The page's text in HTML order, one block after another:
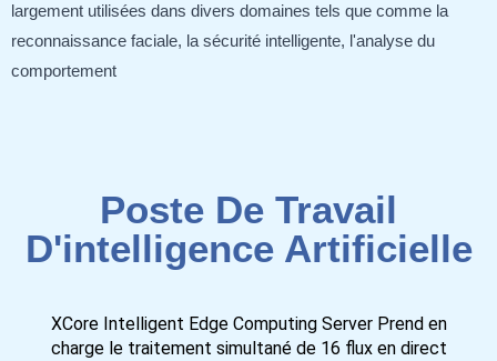
largement utilisées dans divers domaines tels que comme la
reconnaissance faciale, la sécurité intelligente, l'analyse du
comportement
Poste De Travail
D'intelligence Artificielle
XCore Intelligent Edge Computing Server Prend en
charge le traitement simultané de 16 flux en direct